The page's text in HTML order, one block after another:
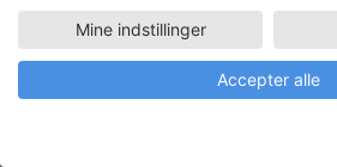
en lang række
der vedrører diagnosen,
behandler på forskellig
diverse medier,
forskningsresultaterne i
Mine indstillinger
Accepter alle